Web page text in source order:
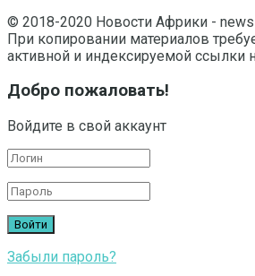
© 2018-2020 Новости Африки -
При копировании материалов
активной и индексируемой ссылки
Добро пожаловать!
Войдите в свой аккаунт
Забыли пароль?